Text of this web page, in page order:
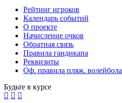
Рейтинг игроков
Календарь событий
О проекте
Начисление очков
Обратная связь
Правила гандикапа
Реквизиты
Оф. правила пляж. волейбола
Будьте в курсе